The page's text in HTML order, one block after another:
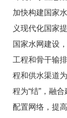
加快构建国家
义现代化国家
国家水网建设
工程和骨干输
程和供水渠道
程为“结”，融
配置网络，提